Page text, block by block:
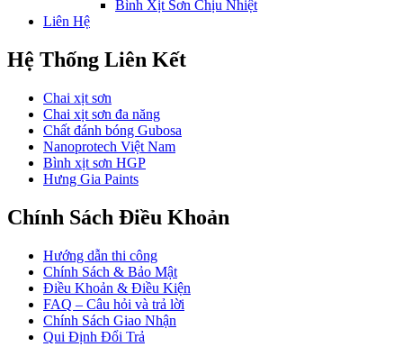
Bình Xịt Sơn Chịu Nhiệt
Liên Hệ
Hệ Thống Liên Kết
Chai xịt sơn
Chai xịt sơn đa năng
Chất đánh bóng Gubosa
Nanoprotech Việt Nam
Bình xịt sơn HGP
Hưng Gia Paints
Chính Sách Điều Khoản
Hướng dẫn thi công
Chính Sách & Bảo Mật
Điều Khoản & Điều Kiện
FAQ – Câu hỏi và trả lời
Chính Sách Giao Nhận
Qui Định Đổi Trả